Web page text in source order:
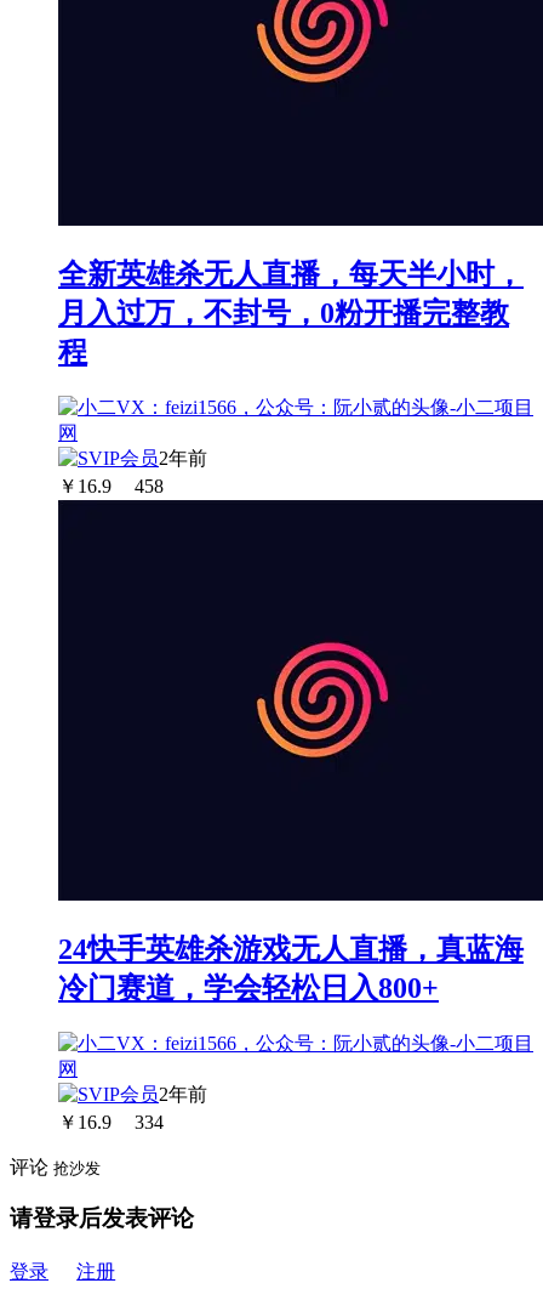
全新英雄杀无人直播，每天半小时，
月入过万，不封号，0粉开播完整教
程
2年前
￥ 16.9 458
24快手英雄杀游戏无人直播，真蓝海
冷门赛道，学会轻松日入800+
2年前
￥ 16.9 334
评论 抢沙发
请登录后发表评论
登录 注册